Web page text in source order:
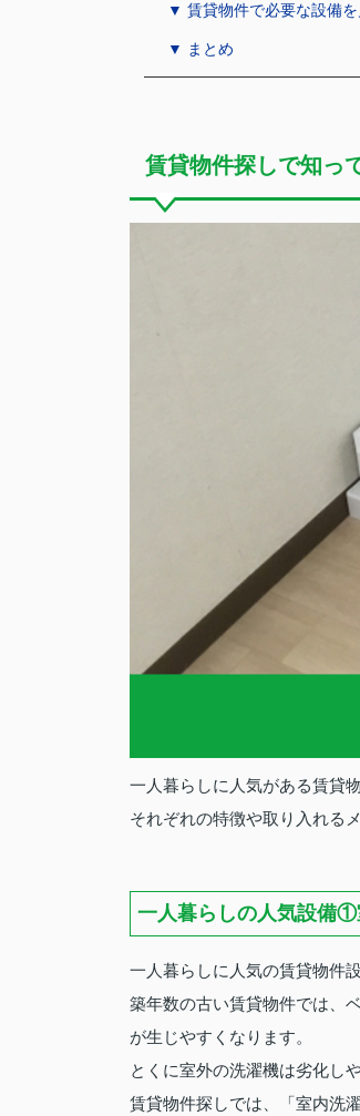
▼ 賃貸物件で必要な設備を
▼ まとめ
賃貸物件探しで知っ
一人暮らしに人気がある賃貸
それぞれの特徴や取り入れる
一人暮らしの人気設備
一人暮らしに人気の賃貸物件
築年数の古い賃貸物件では、
が生じやすくなります。
とくに室外の洗濯機は劣化し
賃貸物件探しでは、「室内洗